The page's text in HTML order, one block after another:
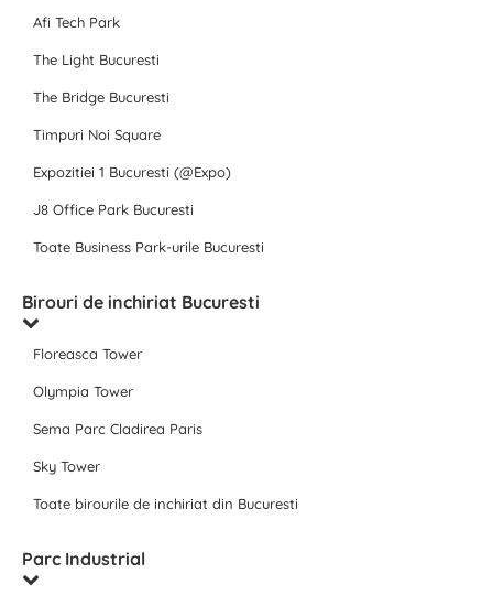
Afi Tech Park
The Light Bucuresti
The Bridge Bucuresti
Timpuri Noi Square
Expozitiei 1 Bucuresti (@Expo)
J8 Office Park Bucuresti
Toate Business Park-urile Bucuresti
Birouri de inchiriat Bucuresti
Floreasca Tower
Olympia Tower
Sema Parc Cladirea Paris
Sky Tower
Toate birourile de inchiriat din Bucuresti
Parc Industrial